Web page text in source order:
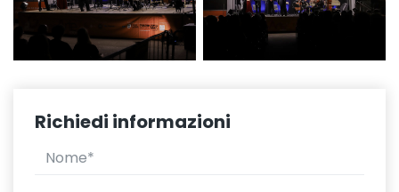
Richiedi informazioni